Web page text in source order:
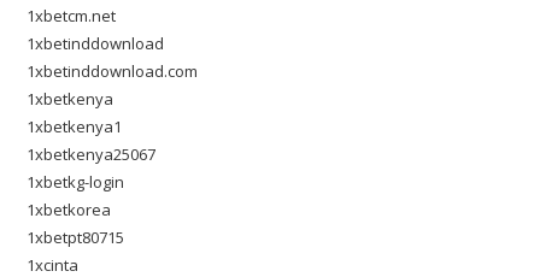
1xbetcm.net
1xbetinddownload
1xbetinddownload.com
1xbetkenya
1xbetkenya1
1xbetkenya25067
1xbetkg-login
1xbetkorea
1xbetpt80715
1xcinta